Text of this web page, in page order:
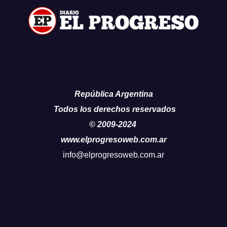
República Argentina
Todos los derechos reservados
© 2009-2024
www.elprogresoweb.com.ar
info@elprogresoweb.com.ar